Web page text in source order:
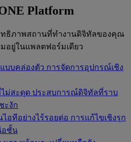
Platform
ทธิภาพสถานที่ทำงานดิจิทัลของคุณ
อยู่ในแพลตฟอร์มเดียว
บบคล่องตัว การจัดการอุปกรณ์เชิง
ม่สะดุด ประสบการณ์ดิจิทัลที่ราบ
ะงัก
อทีอย่างไร้รอยต่อ การแก้ไขเชิงรุก
อชั้น